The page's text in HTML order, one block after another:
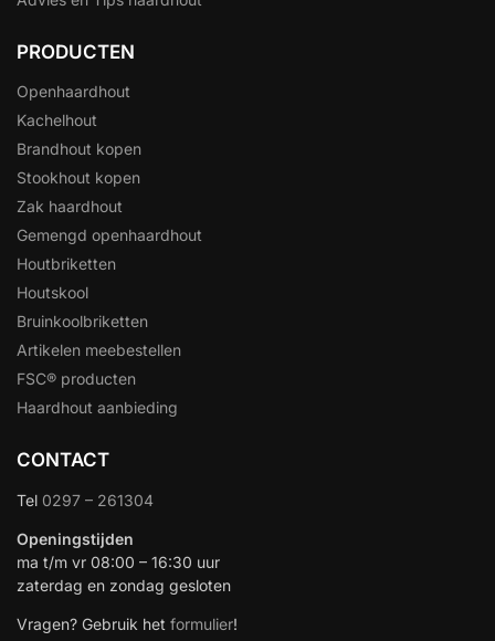
PRODUCTEN
Openhaardhout
Kachelhout
Brandhout kopen
Stookhout kopen
Zak haardhout
Gemengd openhaardhout
Houtbriketten
Houtskool
Bruinkoolbriketten
Artikelen meebestellen
FSC® producten
Haardhout aanbieding
CONTACT
Tel 0297 – 261304
Openingstijden
ma t/m vr 08:00 – 16:30 uur
zaterdag en zondag gesloten
Vragen? Gebruik het formulier!